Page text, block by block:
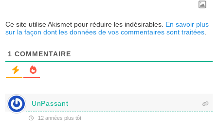
Ce site utilise Akismet pour réduire les indésirables. En savoir plus
sur la façon dont les données de vos commentaires sont traitées
1 COMMENTAIRE
UnPassant
12 années plus tôt